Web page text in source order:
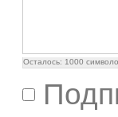
Осталось: 1000